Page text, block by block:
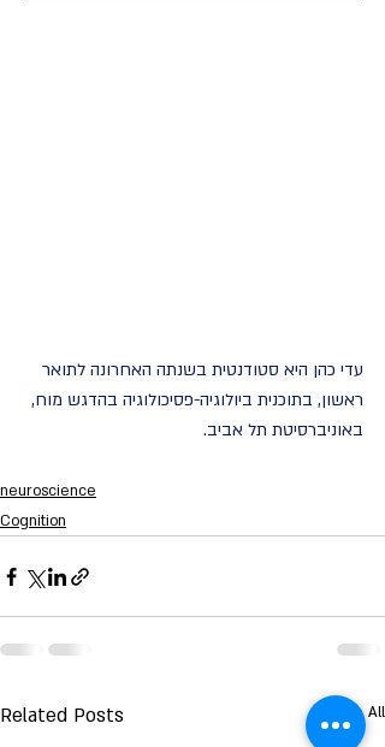
עדי כהן היא סטודנטית בשנתה האחרונה לתואר
ראשון, בתוכנית ביולוגיה-פסיכולוגיה בהדגש מוח,
באוניברסיטת תל אביב.
neuroscience
Cognition
Related Posts See All